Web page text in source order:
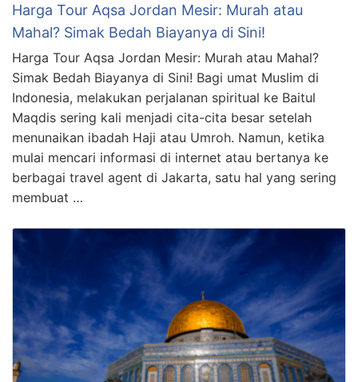
Harga Tour Aqsa Jordan Mesir: Murah atau
Mahal? Simak Bedah Biayanya di Sini!
Harga Tour Aqsa Jordan Mesir: Murah atau Mahal?
Simak Bedah Biayanya di Sini! Bagi umat Muslim di
Indonesia, melakukan perjalanan spiritual ke Baitul
Maqdis sering kali menjadi cita-cita besar setelah
menunaikan ibadah Haji atau Umroh. Namun, ketika
mulai mencari informasi di internet atau bertanya ke
berbagai travel agent di Jakarta, satu hal yang sering
membuat …